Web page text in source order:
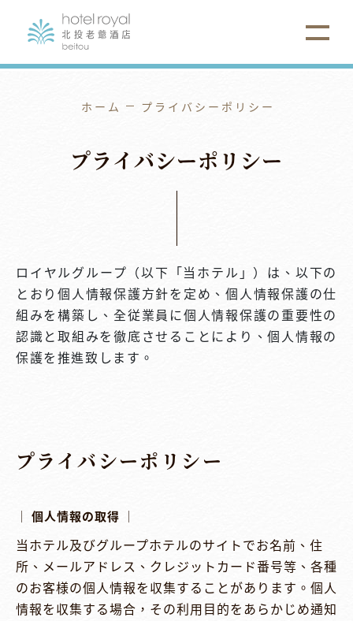
ホーム プライバシーポリシー
プライバシーポリ シー
ロイヤルグループ（以下「当ホテル」）は、以下の
とおり個人情報保護方針を定め、個人情報保護の仕
組みを構築し、全従業員に個人情報保護の重要性の
認識と取組みを徹底させることにより、個人情報の
保護を推進致します。
プライバシーポリシー
│ 個人情報の取得 │
当ホテル及びグループホテルのサイトでお名前、住
所、メールアドレス、クレジットカード番号等、各種
のお客様の個人情報を収集することがあります。個人
情報を収集する場合，その利用目的をあらかじめ通知